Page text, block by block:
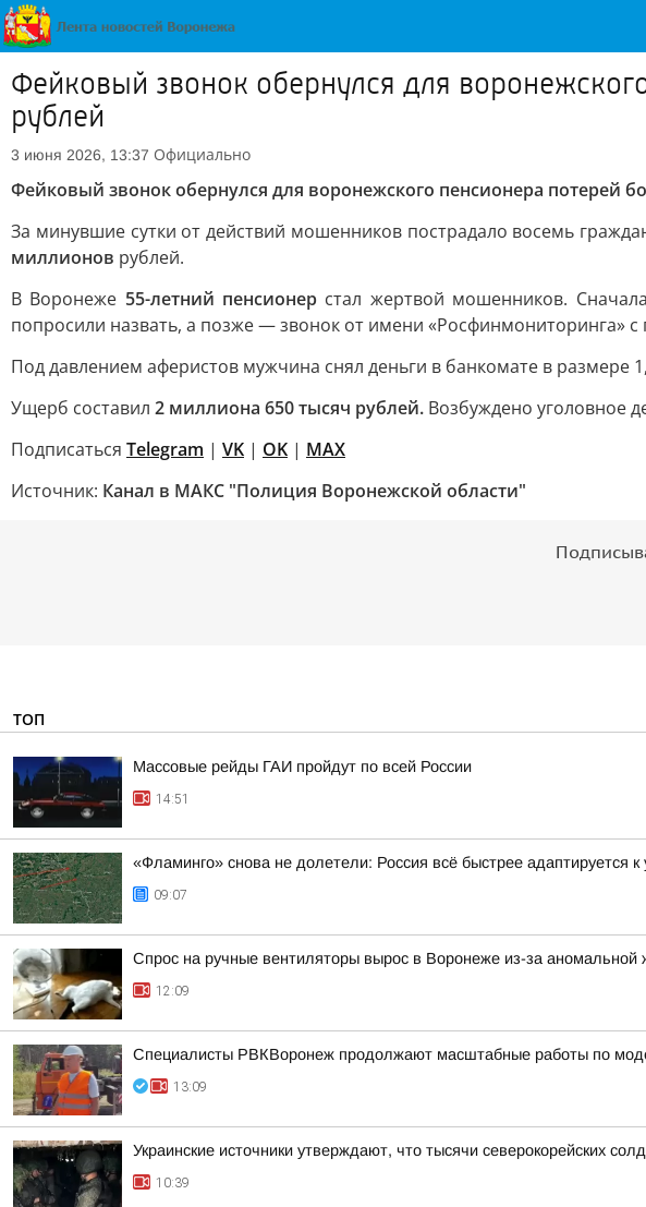
Фейковый звонок обернулся для
рублей
3 июня 2026, 13:37 Официально
Фейковый звонок обернулся для воронежского пенсионера потерей
За минувшие сутки от действий мошенников пострадало восемь
миллионов рублей.
В Воронеже 55-летний пенсионер стал жертвой мошенников.
попросили назвать, а позже — звонок от имени
Под давлением аферистов мужчина снял деньги в банкомате в размере
Ущерб составил 2 миллиона 650 тысяч рублей. Возбуждено уголовное
Подписаться Telegram | VK | OK | MAX
Источник: Канал в МАКС "Полиция Воронежской области"
ТОП
Массовые рейды ГАИ пройдут по всей России
14:51
«Фламинго» снова не долетели: Россия всё быстрее адаптируется
09:07
Спрос на ручные вентиляторы вырос в Воронеже из-за аномальной
12:09
Специалисты РВКВоронеж продолжают масштабные работы по
13:09
Украинские источники утверждают, что тысячи северокорейских
10:39